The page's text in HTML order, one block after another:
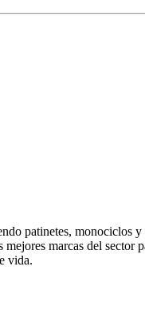
patinetes,
marcas del
vida.